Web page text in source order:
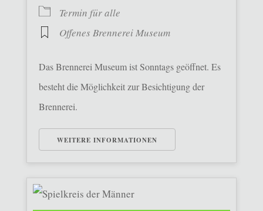
Termin für alle
Offenes Brennerei Museum
Das Brennerei Museum ist Sonntags geöffnet. Es
besteht die Möglichkeit zur Besichtigung der
Brennerei.
WEITERE INFORMATIONEN